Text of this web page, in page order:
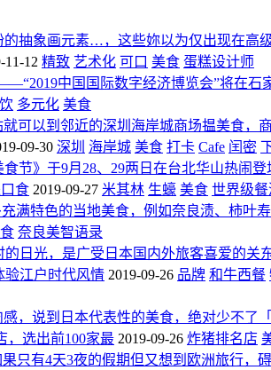
抽象画元素…，这些妳以为仅出现在高
11-12 精致 艺术化 可口 美食 蛋糕设计师
中国国际数字经济博览会”将在石
多元化 美食
可以到邻近的深圳海岸城商场揾美食，
09-30 深圳 海岸城 美食 打卡 Cafe 闰密
节》于9月28、29两日在台北华山热闹登
食 2019-09-27 米其林 生蠔 美食 世界级餐
满特色的当地美食，例如奈良渍、柿叶
奈良美智语录
日光，是广受日本国内外旅客喜爱的关
验江户时代风情 2019-09-26 品牌 和牛西餐
，说到日本代表性的美食，绝对少不了
，选出前100家最 2019-09-26 炸猪排名店
只有4天3夜的假期但又想到欧洲旅行，